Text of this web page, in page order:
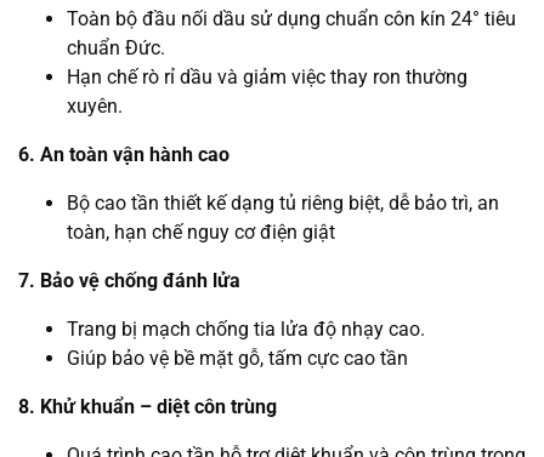
Toàn bộ đầu nối dầu sử dụng chuẩn côn kín 24° tiêu
chuẩn Đức.
Hạn chế rò rỉ dầu và giảm việc thay ron thường
xuyên.
6. An toàn vận hành cao
Bộ cao tần thiết kế dạng tủ riêng biệt, dễ bảo trì, an
toàn, hạn chế nguy cơ điện giật
7. Bảo vệ chống đánh lửa
Trang bị mạch chống tia lửa độ nhạy cao.
Giúp bảo vệ bề mặt gỗ, tấm cực cao tần
8. Khử khuẩn – diệt côn trùng